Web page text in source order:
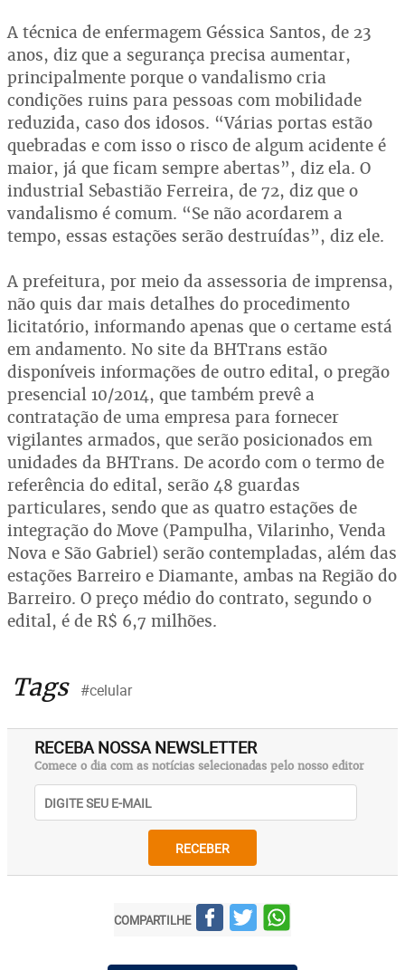
A técnica de enfermagem Géssica Santos, de 23
anos, diz que a segurança precisa aumentar,
principalmente porque o vandalismo cria
condições ruins para pessoas com mobilidade
reduzida, caso dos idosos. “Várias portas estão
quebradas e com isso o risco de algum acidente é
maior, já que ficam sempre abertas”, diz ela. O
industrial Sebastião Ferreira, de 72, diz que o
vandalismo é comum. “Se não acordarem a
tempo, essas estações serão destruídas”, diz ele.
A prefeitura, por meio da assessoria de imprensa,
não quis dar mais detalhes do procedimento
licitatório, informando apenas que o certame está
em andamento. No site da BHTrans estão
disponíveis informações de outro edital, o pregão
presencial 10/2014, que também prevê a
contratação de uma empresa para fornecer
vigilantes armados, que serão posicionados em
unidades da BHTrans. De acordo com o termo de
referência do edital, serão 48 guardas
particulares, sendo que as quatro estações de
integração do Move (Pampulha, Vilarinho, Venda
Nova e São Gabriel) serão contempladas, além das
estações Barreiro e Diamante, ambas na Região do
Barreiro. O preço médio do contrato, segundo o
edital, é de R$ 6,7 milhões.
Tags #celular
RECEBA NOSSA NEWSLETTER
Comece o dia com as notícias selecionadas pelo nosso editor
RECEBER
COMPARTILHE